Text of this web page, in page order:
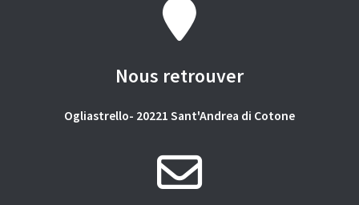
Nous retrouver
Ogliastrello- 20221 Sant'Andrea di Cotone